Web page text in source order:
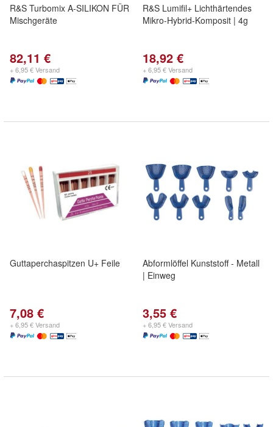
R&S Turbomix A-SILIKON FÜR
Mischgeräte
82,11 €
+ 6,95 € Versand
R&S Lumifil+ Lichthärtendes
Mikro-Hybrid-Komposit | 4g
18,92 €
+ 6,95 € Versand
Guttaperchaspitzen U+ Feile
7,08 €
+ 6,95 € Versand
Abformlöffel Kunststoff - Metall
| Einweg
3,55 €
+ 6,95 € Versand